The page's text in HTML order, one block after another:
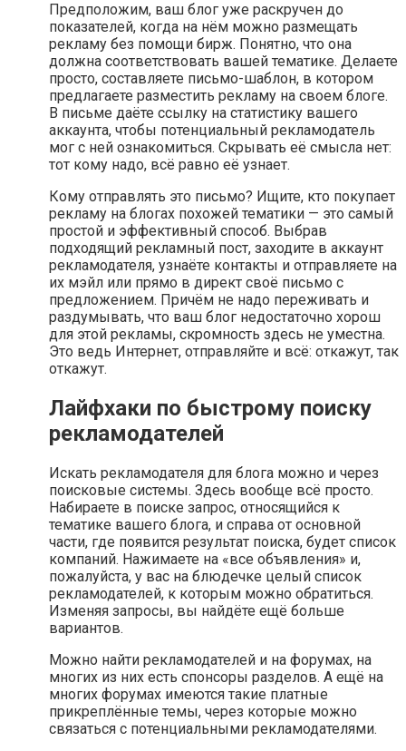
Предположим, ваш блог уже раскручен до
показателей, когда на нём можно размещать
рекламу без помощи бирж. Понятно, что она
должна соответствовать вашей тематике. Делаете
просто, составляете письмо-шаблон, в котором
предлагаете разместить рекламу на своем блоге.
В письме даёте ссылку на статистику вашего
аккаунта, чтобы потенциальный рекламодатель
мог с ней ознакомиться. Скрывать её смысла нет:
тот кому надо, всё равно её узнает.
Кому отправлять это письмо? Ищите, кто покупает
рекламу на блогах похожей тематики — это самый
простой и эффективный способ. Выбрав
подходящий рекламный пост, заходите в аккаунт
рекламодателя, узнаёте контакты и отправляете на
их мэйл или прямо в директ своё письмо с
предложением. Причём не надо переживать и
раздумывать, что ваш блог недостаточно хорош
для этой рекламы, скромность здесь не уместна.
Это ведь Интернет, отправляйте и всё: откажут, так
откажут.
Лайфхаки по быстрому поиску
рекламодателей
Искать рекламодателя для блога можно и через
поисковые системы. Здесь вообще всё просто.
Набираете в поиске запрос, относящийся к
тематике вашего блога, и справа от основной
части, где появится результат поиска, будет список
компаний. Нажимаете на «все объявления» и,
пожалуйста, у вас на блюдечке целый список
рекламодателей, к которым можно обратиться.
Изменяя запросы, вы найдёте ещё больше
вариантов.
Можно найти рекламодателей и на форумах, на
многих из них есть спонсоры разделов. А ещё на
многих форумах имеются такие платные
прикреплённые темы, через которые можно
связаться с потенциальными рекламодателями.